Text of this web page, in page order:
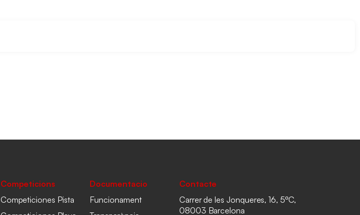
Competicions
Competiciones Pista
Documentacio
Funcionament
Contacte
Carrer de les Jonqueres, 16, 5ºC,
08003 Barcelona